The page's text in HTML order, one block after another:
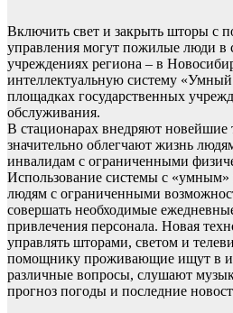
Включить свет и закрыть шторы с
управления могут пожилые люди в
учреждениях региона – в
интеллектуальную систему
площадках государственных
обслуживания.
В стационарах внедряют новейшие
значительно облегчают жизнь
инвалидам с ограниченными
Использование системы с
людям с ограниченными
совершать необходимые
привлечения персонала. Новая
управлять шторами, светом и
помощнику проживающие ищут в
различные вопросы, слушают
прогноз погоды и последние